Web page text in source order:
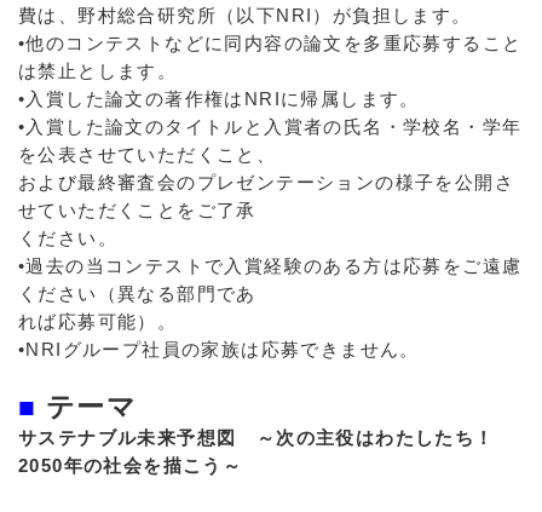
費は、野村総合研究所（以下NRI）が負担します。
•他のコンテストなどに同内容の論文を多重応募すること
は禁止とします。
•入賞した論文の著作権はNRIに帰属します。
•入賞した論文のタイトルと入賞者の氏名・学校名・学年
を公表させていただくこと、
および最終審査会のプレゼンテーションの様子を公開さ
せていただくことをご了承
ください。
•過去の当コンテストで入賞経験のある方は応募をご遠慮
ください（異なる部門であ
れば応募可能）。
•NRIグループ社員の家族は応募できません。
■ テーマ
サステナブル未来予想図 ～次の主役はわたしたち！
2050年の社会を描こう～